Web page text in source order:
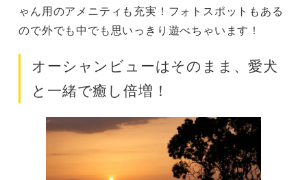
ゃん用のアメニティも充実！フォトスポットもある
ので外でも中でも思いっきり遊べちゃいます！
オーシャンビューはそのまま、愛犬
と一緒で癒し倍増！